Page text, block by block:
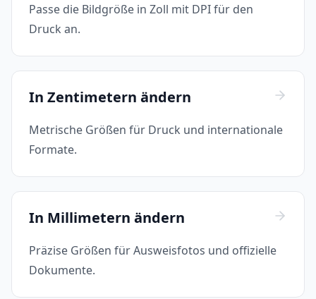
Passe die Bildgröße in Zoll mit DPI für den
Druck an.
In Zentimetern ändern
Metrische Größen für Druck und internationale
Formate.
In Millimetern ändern
Präzise Größen für Ausweisfotos und offizielle
Dokumente.